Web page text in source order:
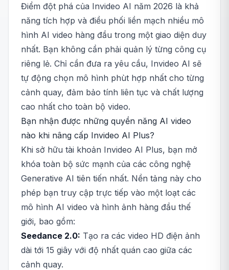
Điểm đột phá của Invideo AI năm 2026 là khả
năng tích hợp và điều phối liền mạch nhiều mô
hình AI video hàng đầu trong một giao diện duy
nhất. Bạn không cần phải quản lý từng công cụ
riêng lẻ. Chỉ cần đưa ra yêu cầu, Invideo AI sẽ
tự động chọn mô hình phùt hợp nhất cho từng
cảnh quay, đảm bảo tính liên tục và chất lượng
cao nhất cho toàn bộ video.
Bạn nhận được những quyền năng AI video
nào khi nâng cấp Invideo AI Plus?
Khi sở hữu tài khoản Invideo AI Plus, bạn mở
khóa toàn bộ sức mạnh của các công nghệ
Generative AI tiên tiến nhất. Nền tảng này cho
phép bạn truy cập trực tiếp vào một loạt các
mô hình AI video và hình ảnh hàng đầu thế
giới, bao gồm:
Seedance 2.0: Tạo ra các video HD điện ảnh
dài tới 15 giây với độ nhất quán cao giữa các
cảnh quay.